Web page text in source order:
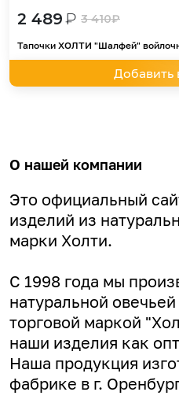
2 489₽ 3 410₽
Тапочки ХОЛТИ "Шалфей"
Добавить
О нашей компании
Это официальный
изделий из
марки Холти.
С 1998 года мы
натуральной
торговой маркой
наши изделия как
Наша продукция
фабрике в г.